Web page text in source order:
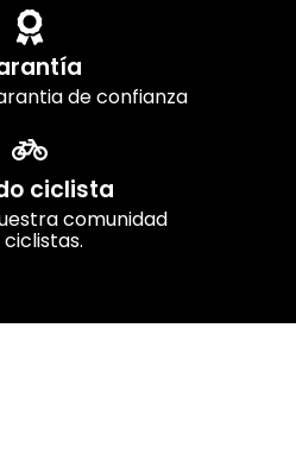
de confianza
ciclista
comunidad